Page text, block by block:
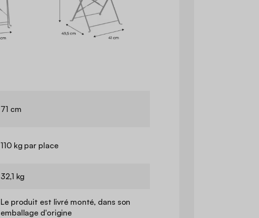
71 cm
110 kg par place
32,1 kg
Le produit est livré monté, dans son
emballage d'origine